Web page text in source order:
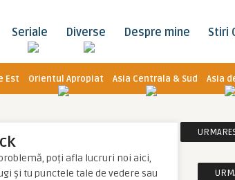
Seriale Diverse Despre mine Stiri
Est Orientul Apropiat Asia Centrala & Sud Asia
poți afla lucruri noi aici,
și tu punctele tale de vedere sau